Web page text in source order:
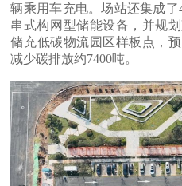
辆乘用车充电。场站还集成了
串式构网型储能设备，并规
储充低碳物流园区样板点，
减少碳排放约7400吨。